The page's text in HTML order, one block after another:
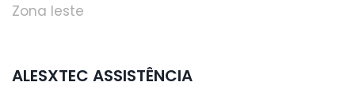
Zona leste
ALESXTEC ASSISTÊNCIA